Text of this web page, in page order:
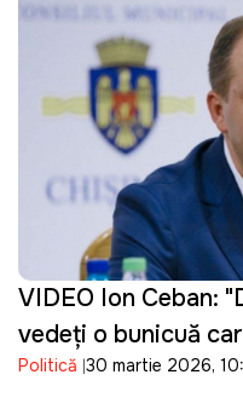
VIDEO Ion Ceban:
vedeți o bunicuță
cumpărați un
Politică 30 martie 2026,